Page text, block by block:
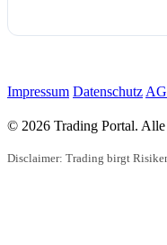
Impressum Datenschutz
© 2026 Trading Portal. Alle
Disclaimer: Trading birgt